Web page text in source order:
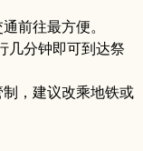
前往最方便。
几分钟即可到达祭
制，建议改乘地铁或